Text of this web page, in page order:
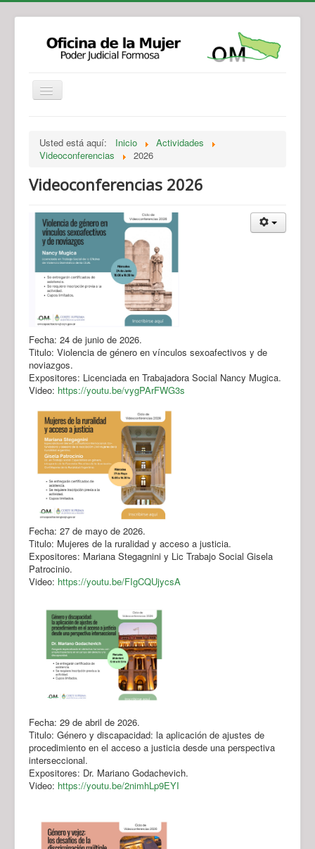
Legislación
Novedades
Usted está aquí: Inicio
Actividades
Videoconferencias
2026
Videoconferencias 2026
Fecha: 24 de junio de 2026.
Titulo: Violencia de género en vínculos sexoafectivos y de
noviazgos.
Expositores: Licenciada en Trabajadora Social Nancy Mugica.
Video: https://youtu.be/vygPArFWG3s
Fecha: 27 de mayo de 2026.
Titulo: Mujeres de la ruralidad y acceso a justicia.
Expositores: Mariana Stegagnini y Lic Trabajo Social Gisela
Patrocinio.
Video: https://youtu.be/FIgCQUjycsA
Fecha: 29 de abril de 2026.
Titulo: Género y discapacidad: la aplicación de ajustes de
procedimiento en el acceso a justicia desde una perspectiva
interseccional.
Expositores: Dr. Mariano Godachevich.
Video: https://youtu.be/2nimhLp9EYI